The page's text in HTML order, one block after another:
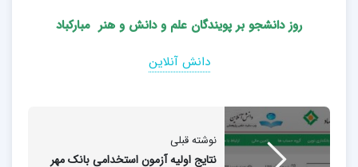
روز دانشجو بر پویندگان علم و دانش و هنر مبارکباد
دانش آنلاین
نوشته قبلی
نتایج اولیه آزمون استخدامی بانک مهر